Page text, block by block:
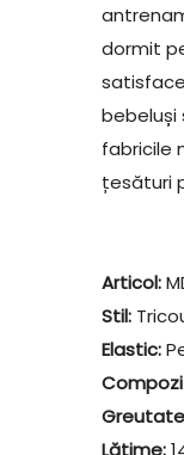
dormit
bebeluși
fabricile
țesături
Articol:
Stil:
Elastic:
Lățime: